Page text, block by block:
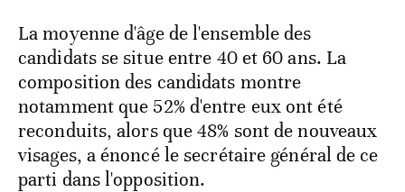
La moyenne d'âge de l'ensemble des
candidats se situe entre 40 et 60 ans. La
composition des candidats montre
notamment que 52% d'entre eux ont été
reconduits, alors que 48% sont de nouveaux
visages, a énoncé le secrétaire général de ce
parti dans l'opposition.